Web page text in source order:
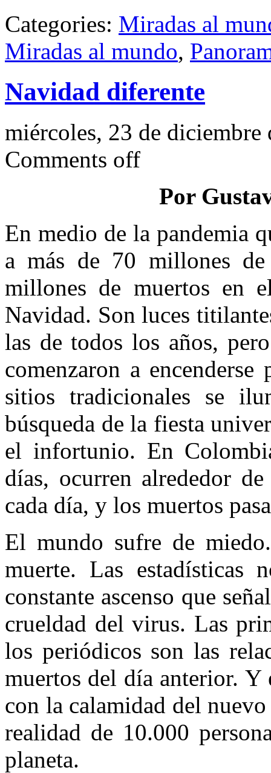
Categories: Miradas al
Miradas al mundo,
Navidad diferente
miércoles, 23 de diciembre
Comments off
Por
En medio de la pandemia
a más de 70 millones
millones de muertos en
Navidad. Son luces
las de todos los años,
comenzaron a
sitios tradicionales se
búsqueda de la fiesta
el infortunio. En
días, ocurren alrededor
cada día, y los muertos
El mundo sufre de
muerte. Las estadísticas
constante ascenso que
crueldad del virus. Las
los periódicos son las
muertos del día anterior. Y
con la calamidad del
realidad de 10.000
planeta.